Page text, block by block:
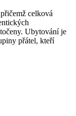
celková
Ubytování je
přátel, kteří